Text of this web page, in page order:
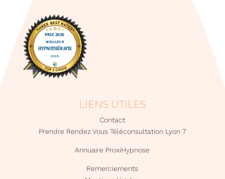
LIENS UTILES
Contact
Prendre Rendez Vous Téléconsultation Lyon 7
Annuaire ProxiHypnose
Remerciements